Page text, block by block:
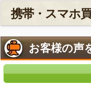
携帯・スマホ
お客様の声